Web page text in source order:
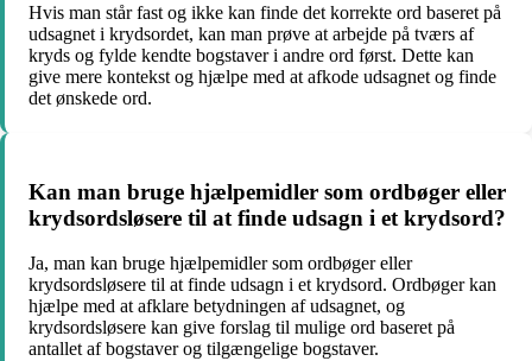
Hvis man står fast og ikke kan finde det korrekte ord baseret på
udsagnet i krydsordet, kan man prøve at arbejde på tværs af
kryds og fylde kendte bogstaver i andre ord først. Dette kan
give mere kontekst og hjælpe med at afkode udsagnet og finde
det ønskede ord.
Kan man bruge hjælpemidler som ordbøger eller
krydsordsløsere til at finde udsagn i et krydsord?
Ja, man kan bruge hjælpemidler som ordbøger eller
krydsordsløsere til at finde udsagn i et krydsord. Ordbøger kan
hjælpe med at afklare betydningen af udsagnet, og
krydsordsløsere kan give forslag til mulige ord baseret på
antallet af bogstaver og tilgængelige bogstaver.